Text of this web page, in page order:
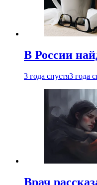
В России
3 года спустя3 года
Врач